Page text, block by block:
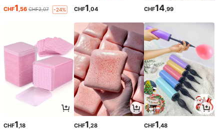
CHF1,56 CHF2,07 -24% CHF1,04 CHF14,99
CHF1 ,18 CHF1 ,28 CHF1 ,48